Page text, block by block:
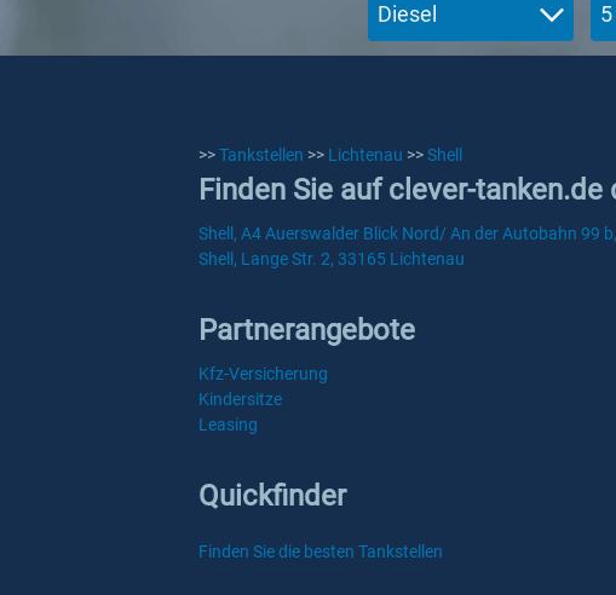
Diesel
>>Tankstellen >> Lichtenau >>Shell
Finden Sie auf clever-
Shell, A4 Auerswalder Blick Nord/ An der Autobahn 99
Shell, Lange Str. 2, 33165 Lichtenau
Partnerangebote
Kfz-Versicherung
Kindersitze
Leasing
Quickfinder
Finden Sie die besten Tankstellen